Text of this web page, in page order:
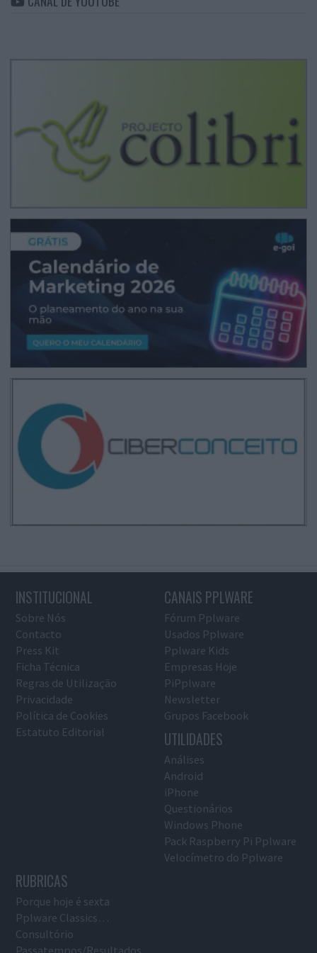
INSTITUCIONAL
Sobre Nós
Contacto
Press Kit
Ficha Técnica
Regras de Utilização
Privacidade
Política de Cookies
Estatuto Editorial
CANAIS PPLWARE
Fórum Pplware
Usados Pplware
Pplware Kids
Empresas Hoje
PiPplware
Newsletter
Grupos Facebook
UTILIDADES
Análises
Android
iPhone
Questionários
Windows Phone
Pack Raspberry Pi Pplware
Velocímetro do Pplware
RUBRICAS
Porque hoje é sexta
Pplware Classics…
Consultório
Passatempos/Resultados